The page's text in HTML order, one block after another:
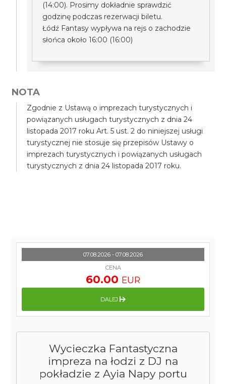
(14:00). Prosimy dokładnie sprawdzić
godzinę podczas rezerwacji biletu.
Łódź Fantasy wypływa na rejs o zachodzie
słońca około 16:00 (16:00)
NOTA
Zgodnie z Ustawą o imprezach turystycznych i
powiązanych usługach turystycznych z dnia 24
listopada 2017 roku Art. 5 ust. 2 do niniejszej usługi
turystycznej nie stosuje się przepisów Ustawy o
imprezach turystycznych i powiązanych usługach
turystycznych z dnia 24 listopada 2017 roku.
Wycieczka Fantastyczna
impreza na łodzi z DJ na
pokładzie z Ayia Napy portu
07.08.2026 - 07.08.2026
CENA
60.00 EUR
DALEJ